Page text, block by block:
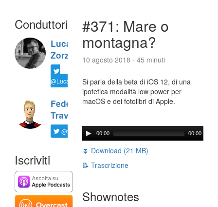
Conduttori
Luca
Zorzi
@LucaTNT
Federico
Travaini
@ftrava
Iscriviti
#371: Mare o
montagna?
10 agosto 2018 - 45 minuti
Si parla della beta di iOS 12, di una
ipotetica modalità low power per
macOS e dei fotolibri di Apple.
00:00 00:00
⏬ Download (21 MB)
📝 Trascrizione
Shownotes